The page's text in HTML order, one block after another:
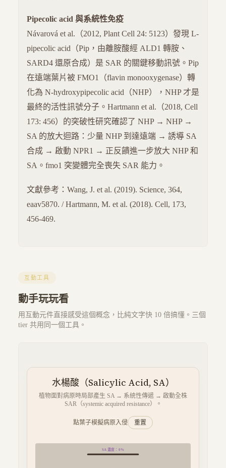
Pipecolic acid 與系統性免疫
Návarová et al.（2012, Plant Cell 24: 5123）發現 L-
pipecolic acid（Pip，由離胺酸經 ALD1 轉胺、
SARD4 還原合成）是 SAR 的關鍵移動訊號。Pip
在遠端葉片被 FMO1（flavin monooxygenase）轉
化為 N-hydroxypipecolic acid（NHP），NHP 才是
最終的活性訊號分子。Hartmann et al.（2018, Cell
173: 456）的突破性研究確認了 NHP → NHP →
SA 的放大迴路：少量 NHP 到達遠端 → 誘導 SA
合成 → 啟動 NPR1 → 正反饋進一步放大 NHP 和
SA。fmo1 突變體完全喪失 SAR 能力。
文獻參考：Wang, J. et al. (2019). Science, 364,
eaav5870. / Hartmann, M. et al. (2018). Cell, 173,
456-469.
互動工具
動手玩玩看
用互動元件直接感受這個概念，比純文字快 10 倍搞懂。三個
tier 共用同一個工具。
水楊酸（Salicylic Acid, SA）
植物面對病原時局部產生 SA → 系統性傳遞 → 啟動全株
SAR（systemic acquired resistance）。
點葉子模擬病原入侵 重置
SA 濃度： 0 %